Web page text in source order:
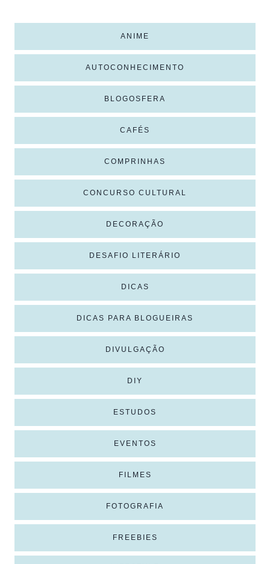
ANIME
AUTOCONHECIMENTO
BLOGOSFERA
CAFÉS
COMPRINHAS
CONCURSO CULTURAL
DECORAÇÃO
DESAFIO LITERÁRIO
DICAS
DICAS PARA BLOGUEIRAS
DIVULGAÇÃO
DIY
ESTUDOS
EVENTOS
FILMES
FOTOGRAFIA
FREEBIES